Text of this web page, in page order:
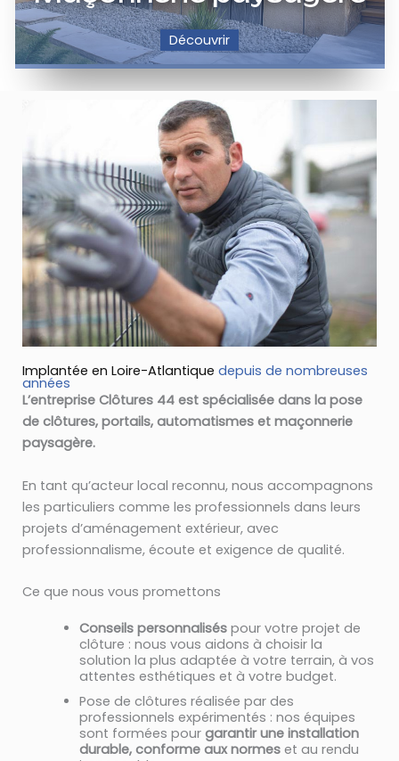
Découvrir
Implantée en Loire-Atlantique depuis de nombreuses
années
L’entreprise Clôtures 44 est spécialisée dans la pose
de clôtures, portails, automatismes et maçonnerie
paysagère.
En tant qu’acteur local reconnu, nous accompagnons
les particuliers comme les professionnels dans leurs
projets d’aménagement extérieur, avec
professionnalisme, écoute et exigence de qualité.
Ce que nous vous promettons
Conseils personnaliséspour votre projet de
clôture : nous vous aidons à choisir la
solution la plus adaptée à votre terrain, à vos
attentes esthétiques et à votre budget.
Pose de clôtures réalisée par des
professionnels expérimentés : nos équipes
sont formées pour garantir une installation
durable, conforme aux normeset au rendu